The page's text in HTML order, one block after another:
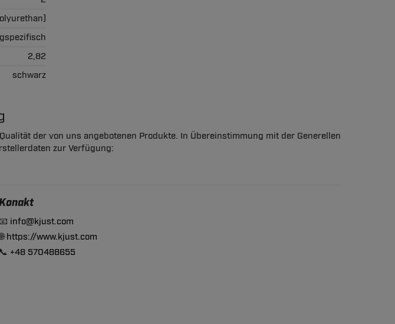
2,82
schwarz
der von uns angebotenen Produkte. In Übereinstimmung mit der Generellen
zur Verfügung:
📧 info@kjust.com
https://www.kjust.com
📞 +48 570488655